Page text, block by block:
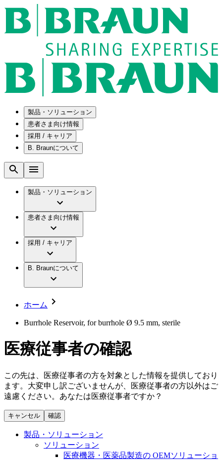
製品・ソリューション
ソリューション
メンテナンスプログラム
国内の修理サービスセンター
手術器具の管理、再生処理工程の業務改善
製品・診療領域
歯科
低侵襲手術 （内視鏡外科手術）
脊椎脊髄治療
パワーシステム
縫合糸 / 皮膚用接着剤
創傷ケア
血管内塞栓術
ソリューション
製品・診療領域
患者さま向け情報
腰椎椎間板ヘルニアについて
水頭症について
慢性創傷の治癒
アクトリーン ハイライト カテ
アクトリーン ハイライト セット
疾患・症状
膝関節の構造とその疾患
採用 / キャリア
ビー・ブラウンエースクラップ株式会社の
ビー・ブラウンエースクラップ株式会社の
会社概要
報
要
キャリア（B. Braunで働くということ）
私たちのカルチャー
キャリア（B. Braunで働くということ）
B. Braunについて
ビジョンとバリュー
ブランド
ついて
イノベーション
私たちの責任
多様性
お問合せ
お問合せフォーム
ニューススペース
私たちの責任
製品・ソリューション
患者さま向け情報
採用 / キャリア
B. Braunについて
ホーム
Burrhole Reservoir, for burrhole Ø 9.5 mm, sterile
医療従事者の確認
この先は、医療従事者の方を対象とした情報を提供しており
ます。大変申し訳ございませんが、医療従事者の方以外はご
遠慮ください。あなたは医療従事者ですか？
キャンセル 確認
製品・ソリューション
ソリューション
医療機器・医薬品製造の OEMソリューショ